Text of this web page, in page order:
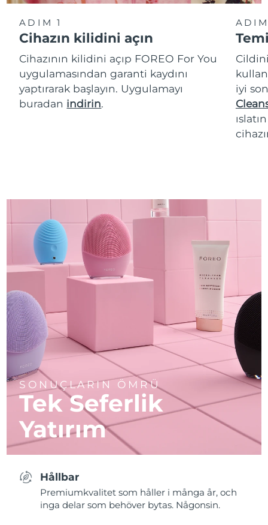
ADIM 1
Cihazın kilidini açın
Cihazının kilidini açıp FOREO For You
uygulamasından garanti kaydını
yaptırarak başlayın. Uygulamayı
buradan indirin.
iyi
SONUÇLARIN ÖMRÜ
Tek Seferlik
Yatırım
Hållbar
Premiumkvalitet som håller i många år, och
inga delar som behöver bytas. Någonsin.